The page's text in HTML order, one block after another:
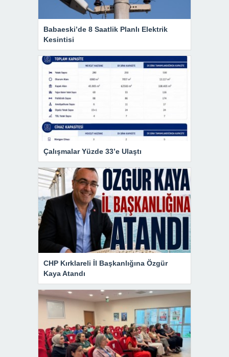
Babaeski’de 8 Saatlik Planlı Elektrik
Kesintisi
Çalışmalar Yüzde 33’e Ulaştı
CHP Kırklareli İl Başkanlığına Özgür
Kaya Atandı